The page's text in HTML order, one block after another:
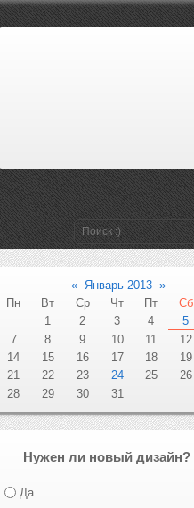
« Январь 2013 »
Пн
Вт Ср Чт Пт Сб
1
2 3 4 5
7
8 9 10 11 12
14
15 16 17 18 19
21
22 23 24 25 26
28
29 30 31
Нужен ли новый дизайн?
Да